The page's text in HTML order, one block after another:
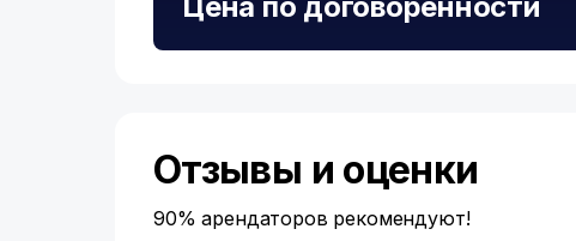
Отзывы и оценки
90% арендаторов рекомендуют!